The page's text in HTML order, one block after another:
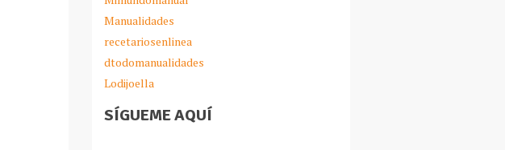
Manualidades
recetariosenlinea
dtodomanualidades
Lodijoella
SÍGUEME AQUÍ